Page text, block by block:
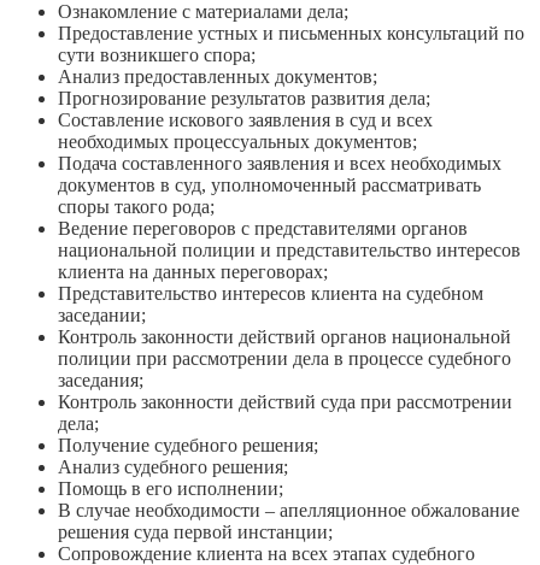
Ознакомление с материалами дела;
Предоставление устных и письменных консультаций по
сути возникшего спора;
Анализ предоставленных документов;
Прогнозирование результатов развития дела;
Составление искового заявления в суд и всех
необходимых процессуальных документов;
Подача составленного заявления и всех необходимых
документов в суд, уполномоченный рассматривать
споры такого рода;
Ведение переговоров с представителями органов
национальной полиции и представительство интересов
клиента на данных переговорах;
Представительство интересов клиента на судебном
заседании;
Контроль законности действий органов национальной
полиции при рассмотрении дела в процессе судебного
заседания;
Контроль законности действий суда при рассмотрении
дела;
Получение судебного решения;
Анализ судебного решения;
Помощь в его исполнении;
В случае необходимости – апелляционное обжалование
решения суда первой инстанции;
Сопровождение клиента на всех этапах судебного